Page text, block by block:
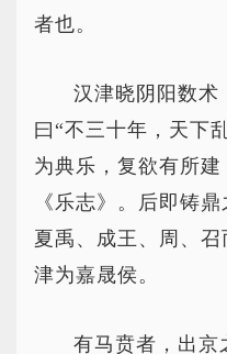
者也。
汉津晓阴阳数术
曰“不三十年，天下
为典乐，复欲有所
《乐志》。后即铸
夏禹、成王、周、
津为嘉晟侯。
有马贲者，出京